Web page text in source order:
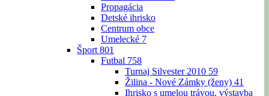
Propagácia
Detské ihrisko
Centrum obce
Umelecké 7
Šport 801
Futbal 758
Turnaj Silvester 2010 59
Žilina - Nové Zámky (ženy) 41
Ihrisko s umelou trávou, výstavba